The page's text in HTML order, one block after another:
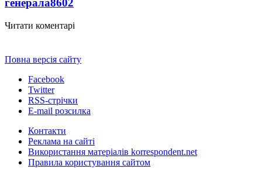
генерала8602
Читати коментарі
Повна версія сайту
Facebook
Twitter
RSS-стрічки
E-mail розсилка
Контакти
Реклама на сайті
Використання матеріалів korrespondent.net
Правила користування сайтом